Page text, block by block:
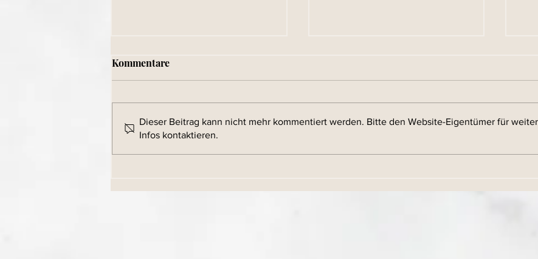
Wie VUCA die
Die VUCA-Welt: Bedeutung
Kommentare
Dieser Beitrag kann nicht mehr kommentiert werden. Bitte den Website-Eigentümer für
Infos kontaktieren.